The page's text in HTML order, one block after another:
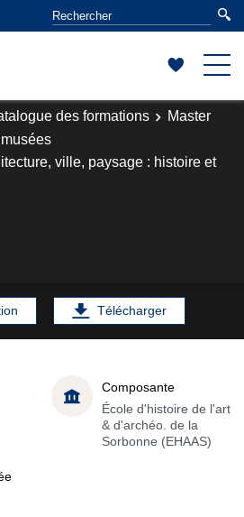
des formations
Master
ville, paysage : histoire et
Télécharger
Composante
École d'histoire de l'art
& d'archéo. de la
Sorbonne (EHAAS)